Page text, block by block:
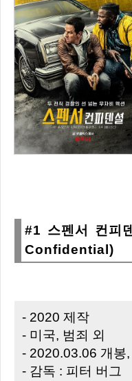
#1 스펜서 컨피
Confidential)
- 2020 제작
- 미국, 범죄 외
- 2020.03.06 개봉
- 감독 : 피터 버그